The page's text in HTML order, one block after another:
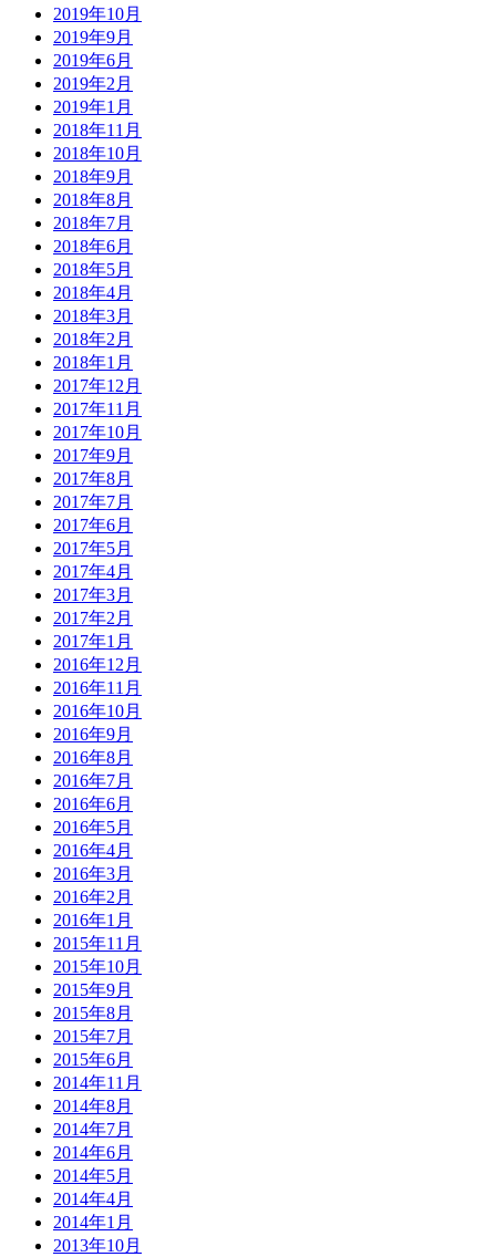
2019年10月
2019年9月
2019年6月
2019年2月
2019年1月
2018年11月
2018年10月
2018年9月
2018年8月
2018年7月
2018年6月
2018年5月
2018年4月
2018年3月
2018年2月
2018年1月
2017年12月
2017年11月
2017年10月
2017年9月
2017年8月
2017年7月
2017年6月
2017年5月
2017年4月
2017年3月
2017年2月
2017年1月
2016年12月
2016年11月
2016年10月
2016年9月
2016年8月
2016年7月
2016年6月
2016年5月
2016年4月
2016年3月
2016年2月
2016年1月
2015年11月
2015年10月
2015年9月
2015年8月
2015年7月
2015年6月
2014年11月
2014年8月
2014年7月
2014年6月
2014年5月
2014年4月
2014年1月
2013年10月